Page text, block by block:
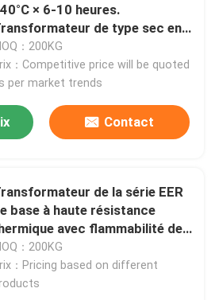
× 6-10 heures.
de type sec en
moulée pour systèmes
tension
：200KG
：Competitive price will be quoted
per market trends
Contact
de la série EER
base à haute résistance
avec flammabilité de
V-0
：200KG
：Pricing based on different